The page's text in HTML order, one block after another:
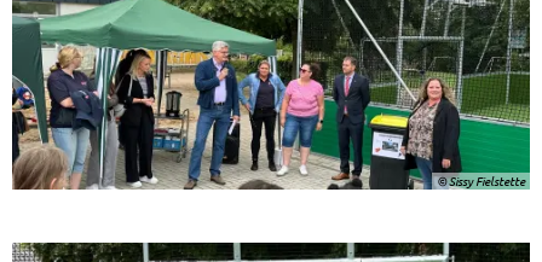
© Sissy Fielstette